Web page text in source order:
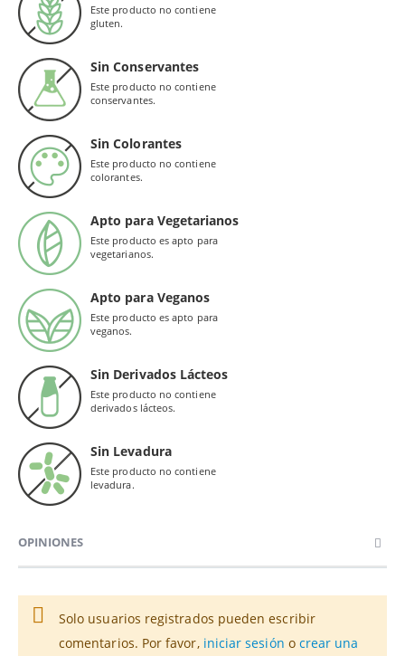
Este producto no contiene
gluten.
Sin Conservantes
Este producto no contiene
conservantes.
Sin Colorantes
Este producto no contiene
colorantes.
Apto para Vegetarianos
Este producto es apto para
vegetarianos.
Apto para Veganos
Este producto es apto para
veganos.
Sin Derivados Lácteos
Este producto no contiene
derivados lácteos.
Sin Levadura
Este producto no contiene
levadura.
OPINIONES
Solo usuarios registrados pueden escribir
comentarios. Por favor, iniciar sesión o crear una